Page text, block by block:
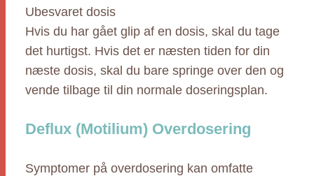
Ubesvaret dosis
Hvis du har gået glip af en dosis, skal du tage
det hurtigst. Hvis det er næsten tiden for din
næste dosis, skal du bare springe over den og
vende tilbage til din normale doseringsplan.
Deflux (Motilium) Overdosering
Symptomer på overdosering kan omfatte